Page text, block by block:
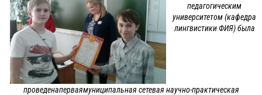
педагогическим
университетом (кафедра
лингвистики ФИЯ) была
проведенаперваямуниципальная сетевая научно-практическая